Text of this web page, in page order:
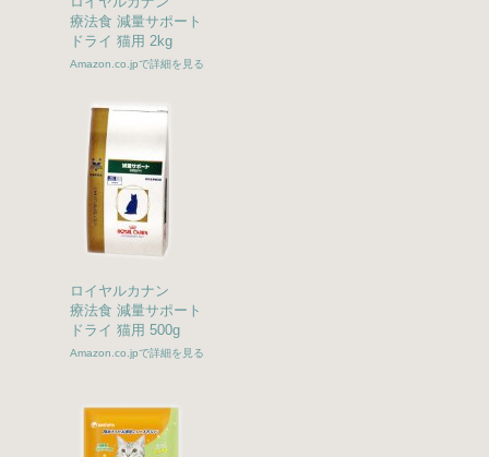
療法食 減量サポート
ドライ 猫用 2kg
Amazon.co.jpで詳細を見る
ロイヤルカナン
療法食 減量サポート
ドライ 猫用 500g
Amazon.co.jpで詳細を見る